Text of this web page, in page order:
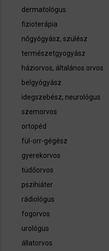
dermatológus
fizioterápia
nőgyógyász, szülész
természetgyogyász
háziorvos, általános orvos
belgyógyász
idegszebész, neurológus
szemorvos
ortopéd
fül-orr-gégész
gyerekorvos
tüdőorvos
pszihiáter
rádiológus
fogorvos
urológus
állatorvos